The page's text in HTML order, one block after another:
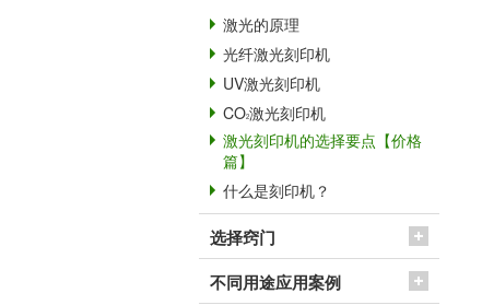
激光的原理
光纤激光刻印机
UV激光刻印机
CO2激光刻印机
激光刻印机的选择要点【价格
篇】
什么是刻印机？
选择窍门
不同用途应用案例